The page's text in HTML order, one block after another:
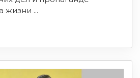
жизни ...